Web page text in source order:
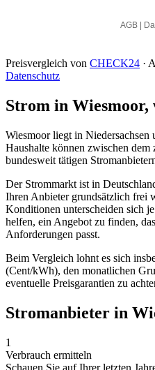
Preisvergleich von CHECK24 ·
Datenschutz
Strom in Wiesmoor,
Wiesmoor liegt in Niedersachsen
Haushalte können zwischen
bundesweit tätigen
Der Strommarkt ist in
Ihren Anbieter grundsätzlich frei
Konditionen unterscheiden sich
helfen, ein Angebot zu finden,
Anforderungen passt.
Beim Vergleich lohnt es sich
(Cent/kWh), den monatlichen
eventuelle Preisgarantien zu
Stromanbieter in
1
Verbrauch ermitteln
Schauen Sie auf Ihrer letzten